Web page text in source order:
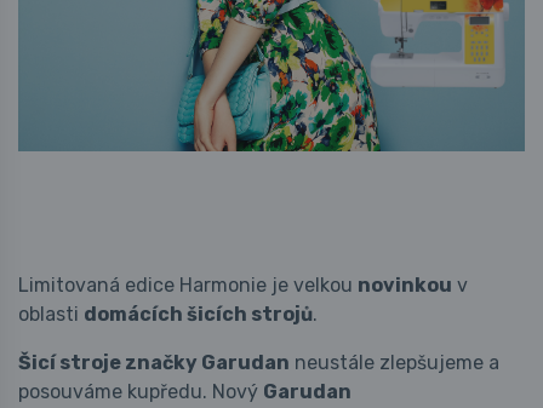
Limitovaná edice Harmonie je velkou novinkou v
oblasti domácích šicích strojů.
Šicí stroje značky Garudan neustále zlepšujeme a
posouváme kupředu. Nový Garudan